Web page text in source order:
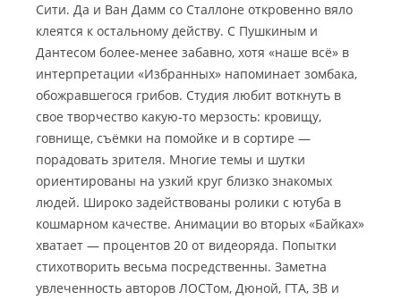
Сити. Да и Ван Дамм со Сталлоне откровенно вяло
клеятся к остальному действу. С Пушкиным и
Дантесом более-менее забавно, хотя «наше всё» в
интерпретации «Избранных» напоминает зомбака,
обожравшегося грибов. Студия любит воткнуть в
свое творчество какую-то мерзость: кровищу,
говнище, съёмки на помойке и в сортире —
порадовать зрителя. Многие темы и шутки
ориентированы на узкий круг близко знакомых
людей. Широко задействованы ролики с ютуба в
кошмарном качестве. Анимации во вторых «Байках»
хватает — процентов 20 от видеоряда. Попытки
стихотворить весьма посредственны. Заметна
увлеченность авторов ЛОСТом, Дюной, ГТА, ЗВ и